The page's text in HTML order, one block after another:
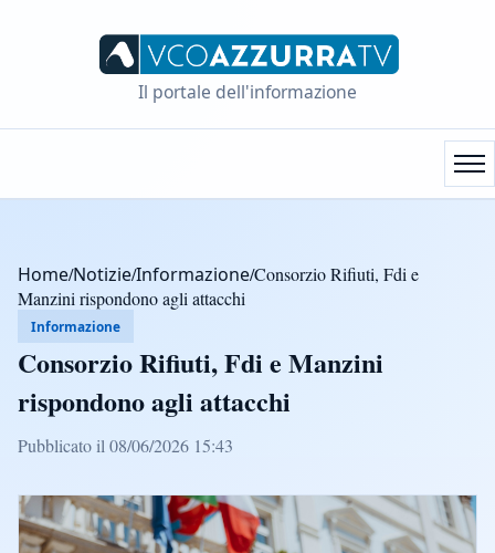
Il portale dell'informazione
Home/Notizie/Informazione/Consorzio Rifiuti, Fdi e
Manzini rispondono agli attacchi
Informazione
Consorzio Rifiuti, Fdi e Manzini
rispondono agli attacchi
Pubblicato il 08/06/2026 15:43